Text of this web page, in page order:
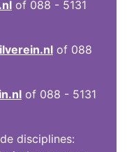
of 088 - 5131
of 088
of 088 - 5131
disciplines: